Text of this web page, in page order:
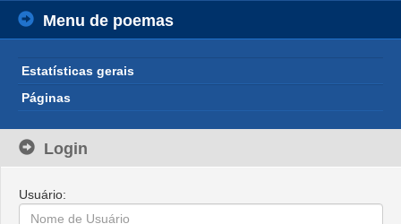
Menu de poemas
Estatísticas gerais
Páginas
Login
Usuário: